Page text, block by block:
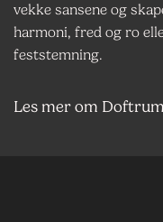
vekke sansene og
harmoni, fred og ro
feststemning.
Les mer om Doftrum